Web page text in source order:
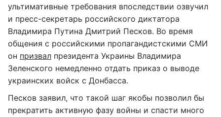
ультимативные требования впоследствии озвучил
и пресс-секретарь российского диктатора
Владимира Путина Дмитрий Песков. Во время
общения с российскими пропагандистскими СМИ
он призвал президента Украины Владимира
Зеленского немедленно отдать приказ о выводе
украинских войск с Донбасса.
Песков заявил, что такой шаг якобы позволил бы
прекратить активную фазу войны и спасти много